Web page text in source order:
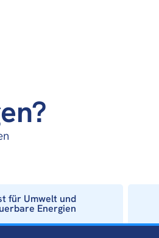
für Umwelt und
Energien